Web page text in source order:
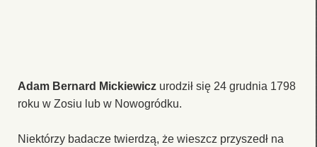
Adam Bernard Mickiewicz urodził się 24 grudnia 1798
roku w Zosiu lub w Nowogródku.
Niektórzy badacze twierdzą, że wieszcz przyszedł na